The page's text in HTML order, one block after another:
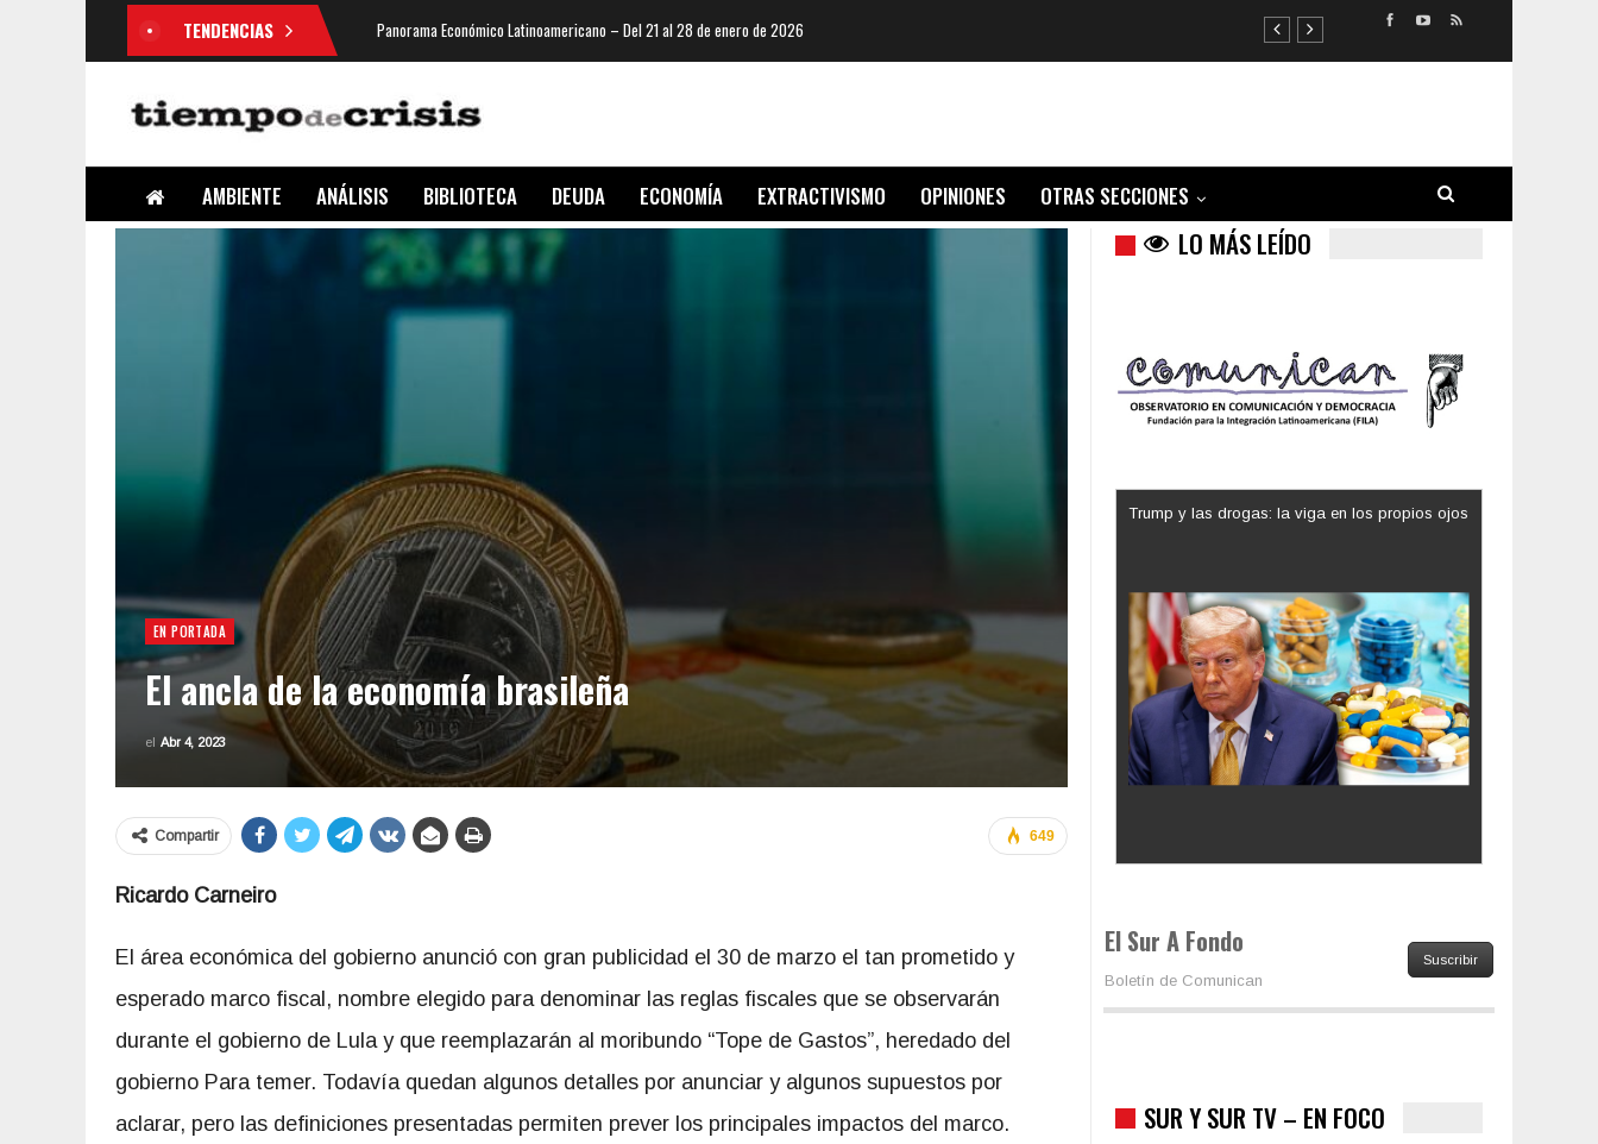
TENDENCIAS Panorama Económico Latinoamericano – Del 21 al 28 de enero de 2026
AMBIENTE ANÁLISIS BIBLIOTECA DEUDA ECONOMÍA EXTRACTIVISMO OPINIONES OTRAS SECCIONES
EN PORTADA
El ancla de la economía brasileña
el Abr 4, 2023
649
Compartir
Ricardo Carneiro
El área económica del gobierno anunció con gran publicidad el 30 de marzo el tan prometido y
esperado marco fiscal, nombre elegido para denominar las reglas fiscales que se observarán
durante el gobierno de Lula y que reemplazarán al moribundo “Tope de Gastos”, heredado del
gobierno Para temer. Todavía quedan algunos detalles por anunciar y algunos supuestos por
aclarar, pero las definiciones presentadas permiten prever los principales impactos del marco.
LO MÁS LEÍDO
Trump y las drogas: la viga en los propios ojos
El Sur A Fondo
Boletín de Comunican
Suscribir
SUR Y SUR TV – EN FOCO